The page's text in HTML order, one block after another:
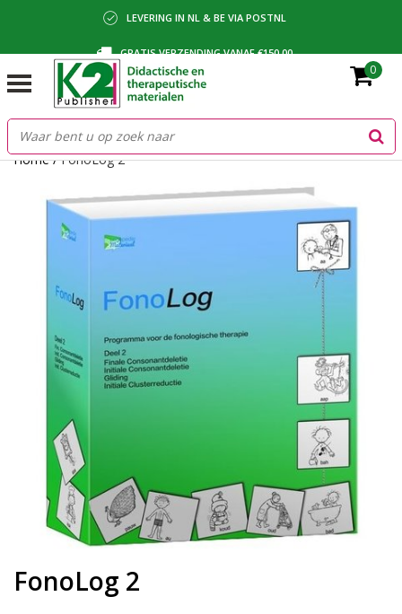
LEVERING IN NL & BE VIA POSTNL
GRATIS VERZENDING VANAF €150,00
BETALING VIA IDEAL, BANCONTACT OF FACTUUR
0
Home/FonoLog 2
FonoLog 2